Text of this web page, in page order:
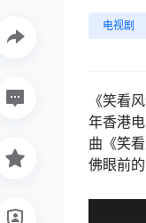
电视剧
《笑看
年香港
曲《笑
佛眼前